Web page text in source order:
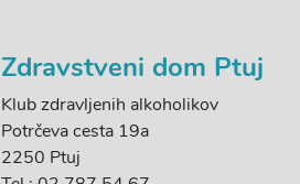
Zdravstveni dom Ptuj
Klub zdravljenih alkoholikov
Potrčeva cesta 19a
2250 Ptuj